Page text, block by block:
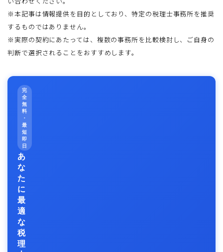
※本記事は情報提供を目的としており、特定の税理士事務所を推奨
するものではありません。
※実際の契約にあたっては、複数の事務所を比較検討し、ご自身の
判断で選択されることをおすすめします。
完
全
無
料
・
最
短
即
日
あ
な
た
に
最
適
な
税
理